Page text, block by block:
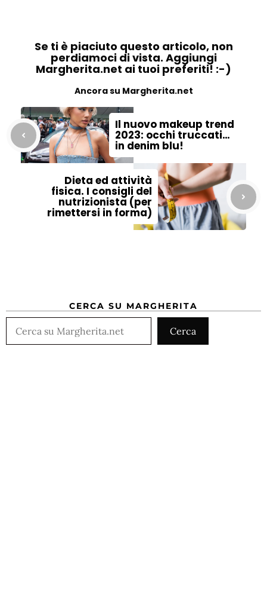
Se ti è piaciuto questo articolo, non
perdiamoci di vista. Aggiungi
Margherita.net ai tuoi preferiti! :-)
Ancora su Margherita.net
Il nuovo makeup trend
2023: occhi truccati…
in denim blu!
Dieta ed attività
fisica. I consigli del
nutrizionista (per
rimettersi in forma)
CERCA SU MARGHERITA
Cerca